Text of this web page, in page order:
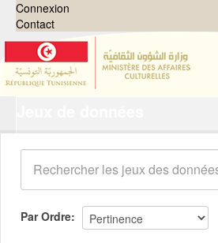
Connexion
Contact
Organisations
Groupes
Demandes 0
À propos
Par Ordre